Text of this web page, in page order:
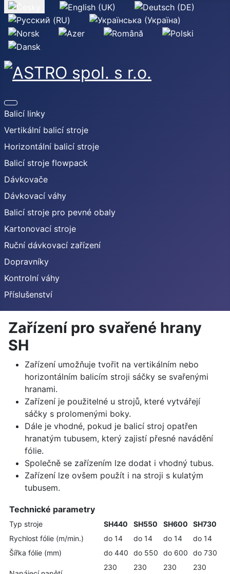
Zvolte jazyk
Balicí linky
Vertikální balicí stroje
Horizontální balicí stroje
Balicí stroje flowpack
Dávkovače
Dávkovací váhy
Balicí stroje pro pevné obaly
Kartonovací stroje
Ruční dávkovací zařízení
Dopravníky
Kontrolní váhy
Příslušenství
Zařízení pro svařené hrany
SH
Zařízení umožňuje tvořit na vertikálním nebo
horizontálním balicím stroji sáčky se svařenými
hranami.
Zařízení je použitelné u strojů, které vytvářejí
sáčky s prolomenými boky.
Dále je vhodné, pokud je balicí stroj opatřen
hranatým tubusem, který zajistí přesné navádění
fólie.
Společně se zařízením lze dodat i vhodný tubus.
Zařízení lze ovšem použít i na stroji s kulatým
tubusem.
Technické parametry
Typ stroje SH440 SH550 SH600
SH730
Rychlost fólie (m/min.)
do 14 do 14 do 14
do 14
Šířka fólie (mm)
do 440 do 550 do 600 do 730
230
230
230
230